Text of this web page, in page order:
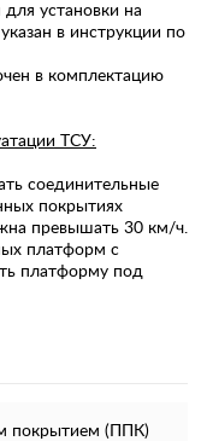
установки на
в инструкции по
в комплектацию
ТСУ:
соединительные
покрытиях
превышать 30 км/ч.
платформ с
платформу под
покрытием (ППК)